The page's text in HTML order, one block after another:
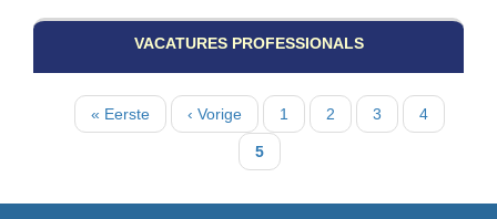
VACATURES PROFESSIONALS
PaginatieEerste
pagina
« Eerste
Vorige
pagina
‹ Vorige Pagina
1 Pagina
2 Pagina
3 Pagina
4
Huidige
pagina
5